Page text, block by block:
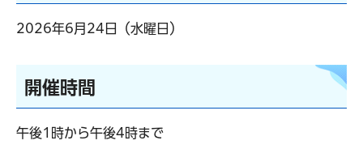
2026年6月24日（水曜日）
開催時間
午後1時から午後4時まで